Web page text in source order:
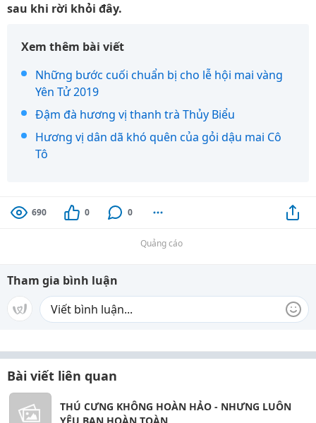
sau khi rời khỏi đây.
Xem thêm bài viết
Những bước cuối chuẩn bị cho lễ hội mai vàng
Yên Tử 2019
Đậm đà hương vị thanh trà Thủy Biểu
Hương vị dân dã khó quên của gỏi dậu mai Cô
Tô
690 0 0
Quảng cáo
Tham gia bình luận
Bài viết liên quan
THÚ CƯNG KHÔNG HOÀN HẢO - NHƯNG LUÔN